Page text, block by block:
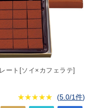
ート[ソイ×カフェラテ]
★★★★★
★★★★★ (5.0/1件)